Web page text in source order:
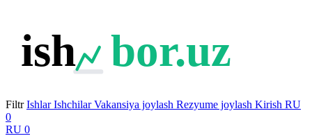
ish bor.uz
Filtr Ishlar Ishchilar Vakansiya joylash Rezyume joylash Kirish RU
0
RU 0